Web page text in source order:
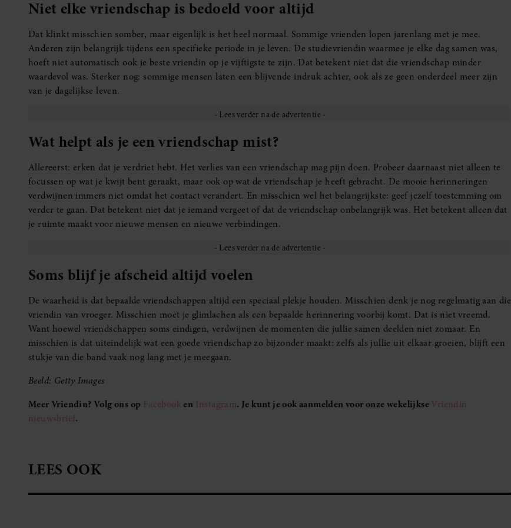
Niet elke vriendschap is bedoeld voor altijd
Dat klinkt misschien somber, maar eigenlijk is het heel normaal. Sommige vrienden lopen jarenlang met je mee.
Anderen zijn belangrijk tijdens een specifieke periode in je leven. De studievriendin waarmee je elke dag samen was,
hoeft niet automatisch ook je beste vriendin op je vijftigste te zijn. Dat betekent niet dat die vriendschap minder
waardevol was. Sterker nog: sommige mensen laten een blijvende indruk achter, ook als ze geen onderdeel meer zijn
van je dagelijkse leven.
Wat helpt als je een vriendschap mist?
Allereerst: erken dat je verdriet hebt. Het verlies van een vriendschap mag pijn doen. Probeer daarnaast niet alleen te
focussen op wat je kwijt bent geraakt, maar ook op wat de vriendschap je heeft gebracht. De mooie herinneringen
verdwijnen immers niet omdat het contact verandert. En misschien wel het belangrijkste: geef jezelf toestemming om
verder te gaan. Dat betekent niet dat je iemand vergeet of dat de vriendschap onbelangrijk was. Het betekent alleen dat
je ruimte maakt voor nieuwe mensen en nieuwe verbindingen.
Soms blijf je afscheid altijd voelen
De waarheid is dat bepaalde vriendschappen altijd een speciaal plekje houden. Misschien denk je nog regelmatig aan die
vriendin van vroeger. Misschien moet je glimlachen als een bepaalde herinnering voorbij komt. Dat is niet vreemd.
Want hoewel vriendschappen soms eindigen, verdwijnen de momenten die jullie samen deelden niet zomaar. En
misschien is dat uiteindelijk wat een goede vriendschap zo bijzonder maakt: zelfs als jullie uit elkaar groeien, blijft een
stukje van die band vaak nog lang met je meegaan.
Beeld: Getty Images
Meer Vriendin? Volg ons op Facebooken Instagram. Je kunt je ook aanmelden voor onze wekelijkseVriendin
nieuwsbrief.
LEES OOK